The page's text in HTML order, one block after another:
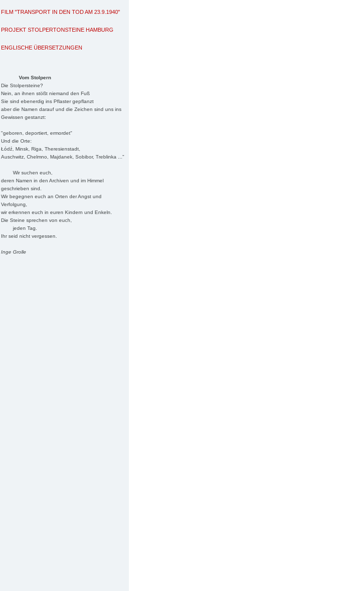
FILM "TRANSPORT IN DEN TOD AM 23.9.1940"
PROJEKT STOLPERTONSTEINE HAMBURG
ENGLISCHE ÜBERSETZUNGEN
Vom Stolpern
Die Stolpersteine?
Nein, an ihnen stößt niemand den Fuß
Sie sind ebenerdig ins Pflaster gepflanzt
aber die Namen darauf und die Zeichen sind uns ins
Gewissen gestanzt:
"geboren, deportiert, ermordet"
Und die Orte:
Łódź, Minsk, Riga, Theresienstadt,
Auschwitz, Chelmno, Majdanek, Sobibor, Treblinka ..."
Wir suchen euch,
deren Namen in den Archiven und im Himmel
geschrieben sind.
Wir begegnen euch an Orten der Angst und
Verfolgung,
wir erkennen euch in euren Kindern und Enkeln.
Die Steine sprechen von euch,
jeden Tag.
Ihr seid nicht vergessen.
Inge Grolle